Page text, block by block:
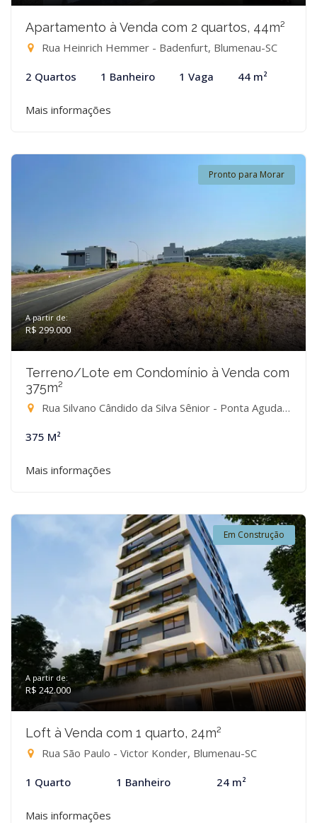
Apartamento à Venda com 2 quartos, 44m²
Rua Heinrich Hemmer - Badenfurt, Blumenau-SC
2 Quartos 1 Banheiro 1 Vaga 44 m²
Mais informações
Pronto para Morar
A partir de:
R$ 299.000
Terreno/Lote em Condomínio à Venda com
375m²
Rua Silvano Cândido da Silva Sênior - Ponta Aguda, Blumenau-SC
375 M²
Mais informações
Em Construção
A partir de:
R$ 242.000
Loft à Venda com 1 quarto, 24m²
Rua São Paulo - Victor Konder, Blumenau-SC
1 Quarto 1 Banheiro 24 m²
Mais informações